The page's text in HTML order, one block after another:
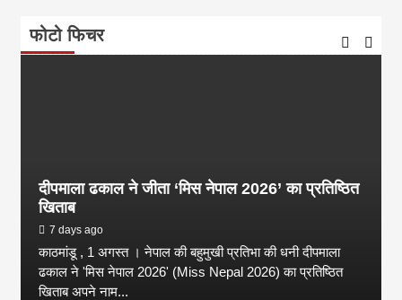
फोटो फिचर
दीपमाला ढकाल ने जीता ‘मिस नेपाल 2026’ का प्रतिष्ठित
खिताब
7 days ago
काठमांडू , 1 अगस्त । नेपाल की बहुमुखी प्रतिभा की धनी दीपमाला
ढकाल ने 'मिस नेपाल 2026' (Miss Nepal 2026) का प्रतिष्ठित
खिताब अपने नाम...